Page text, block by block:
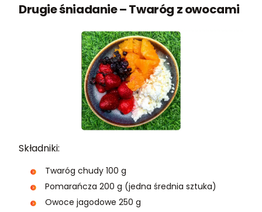
Drugie śniadanie – Twaróg z owocami
Składniki:
Twaróg chudy 100 g
Pomarańcza 200 g (jedna średnia sztuka)
Owoce jagodowe 250 g